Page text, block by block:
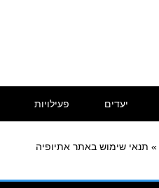
יעדים פעילויות
» תנאי שימוש באתר אתיופיה